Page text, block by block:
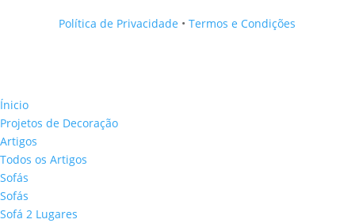
Política de Privacidade •Termos e Condições
Ínicio
Projetos de Decoração
Artigos
Todos os Artigos
Sofás
Sofás
Sofá 2 Lugares